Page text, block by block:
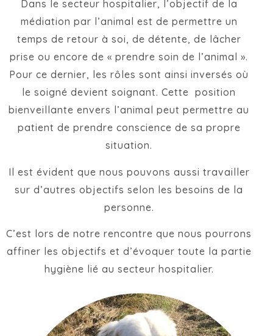
Dans le secteur hospitalier, l’objectif de la
médiation par l’animal est de permettre un
temps de retour à soi, de détente, de lâcher
prise ou encore de « prendre soin de l’animal ».
Pour ce dernier, les rôles sont ainsi inversés où
le soigné devient soignant. Cette position
bienveillante envers l’animal peut permettre au
patient de prendre conscience de sa propre
situation.
Il est évident que nous pouvons aussi travailler
sur d’autres objectifs selon les besoins de la
personne.
C’est lors de notre rencontre que nous pourrons
affiner les objectifs et d’évoquer toute la partie
hygiène lié au secteur hospitalier.